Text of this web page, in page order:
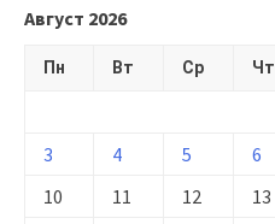
Август 2026
Пн Вт Ср Чт
3
4 5 6
10
11 12 13